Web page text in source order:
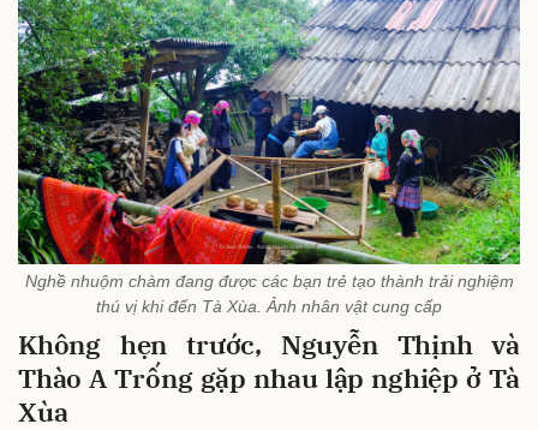
Nghề nhuộm chàm đang được các bạn trẻ tạo thành trải nghiệm
thú vị khi đến Tà Xùa. Ảnh nhân vật cung cấp
Không hẹn trước, Nguyễn Thịnh và
Thào A Trống gặp nhau lập nghiệp ở Tà
Xùa